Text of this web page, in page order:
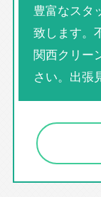
豊富なスタ
致します。
関西クリー
さい。出張